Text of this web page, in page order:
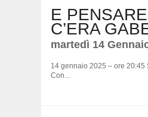
E
C’ERA
martedì 14
14 gennaio 2025 – ore 20:45
Con...